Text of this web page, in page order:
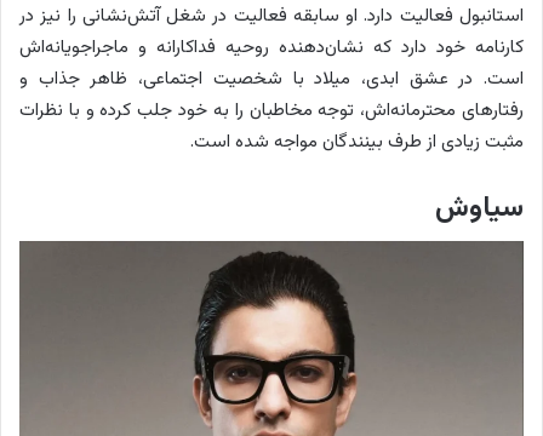
استانبول فعالیت دارد. او سابقه فعالیت در شغل آتش‌نشانی را نیز در
کارنامه خود دارد که نشان‌دهنده روحیه فداکارانه و ماجراجویانه‌اش
است. در عشق ابدی، میلاد با شخصیت اجتماعی، ظاهر جذاب و
رفتارهای محترمانه‌اش، توجه مخاطبان را به خود جلب کرده و با نظرات
مثبت زیادی از طرف بینندگان مواجه شده است.
سیاوش